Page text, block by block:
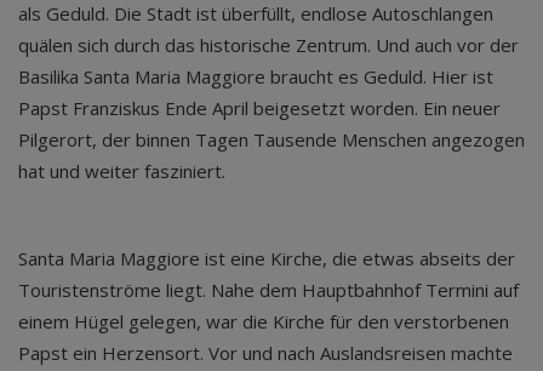
als Geduld. Die Stadt ist überfüllt, endlose Autoschlangen
quälen sich durch das historische Zentrum. Und auch vor der
Basilika Santa Maria Maggiore braucht es Geduld. Hier ist
Papst Franziskus Ende April beigesetzt worden. Ein neuer
Pilgerort, der binnen Tagen Tausende Menschen angezogen
hat und weiter fasziniert.
Santa Maria Maggiore ist eine Kirche, die etwas abseits der
Touristenströme liegt. Nahe dem Hauptbahnhof Termini auf
einem Hügel gelegen, war die Kirche für den verstorbenen
Papst ein Herzensort. Vor und nach Auslandsreisen machte